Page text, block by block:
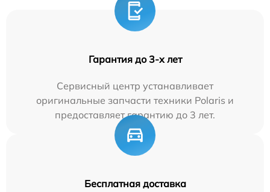
Гарантия до 3-х лет
Сервисный центр устанавливает
оригинальные запчасти техники Polaris и
предоставляет гарантию до 3 лет.
Бесплатная доставка